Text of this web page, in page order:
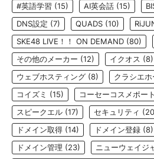
#英語学習 (15) AI英会話 (15)
DNS設定 (7) QUADS (10)
SKE48 LIVE！！ ON DEMAND (80)
その他のメーカー (12) イクオス (8)
ウェブホスティング (8) クラシエ
コイズミ (15) コーセーコスメポート
スピークエル (17) セキュリティ
ドメイン取得 (14) ドメイン登録 (8)
ドメイン管理 (23) ニューウェイジ